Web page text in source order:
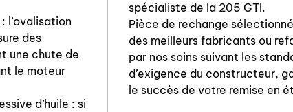
4 liners with lower skin
renforcement
4 pistons + pin and
friction treatment
4 rings set with 4 fire
and scraper ring
l’ovalisation
des
une chute de
le moteur
d’huile : si
spécialiste de la 205 GTI.
Pièce de rechange
des meilleurs fabricants ou
par nos soins suivant les
d’exigence du constructeur,
le succès de votre remise en